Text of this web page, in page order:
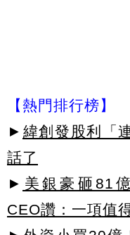
【熱門排行榜】
► 緯創發股利「
話了
► 美銀豪砸81
CEO讚：一項值